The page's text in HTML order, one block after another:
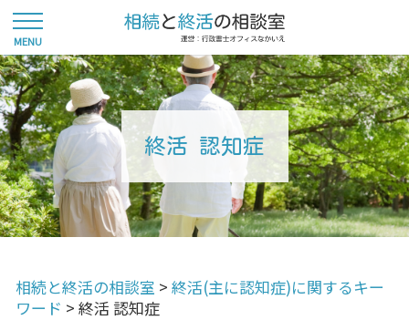
終活 認知症
相続と終活の相談室 > 終活(主に認知症)に関するキー
ワード > 終活 認知症